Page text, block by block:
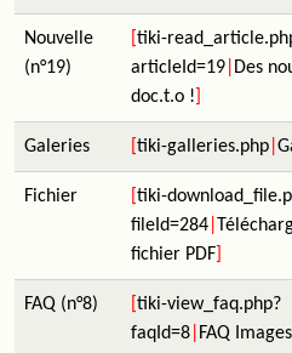
Nouvelle
(n°19)
tiki-
articleId=19 Des
doc.t.o !
Galeries tiki-galleries.php
Fichier
tiki-
fileId=284
fichier PDF
FAQ (n°8)
tiki-view_faq.php?
faqId=8 FAQ Images